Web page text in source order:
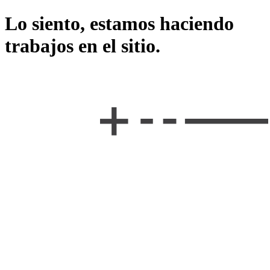
Lo siento, estamos haciendo
trabajos en el sitio.